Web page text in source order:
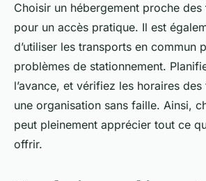
Choisir un hébergement proche des
pour un accès pratique. Il est
d’utiliser les transports en commun
problèmes de stationnement.
l’avance, et vérifiez les horaires
une organisation sans faille. Ainsi,
peut pleinement apprécier tout ce
offrir.